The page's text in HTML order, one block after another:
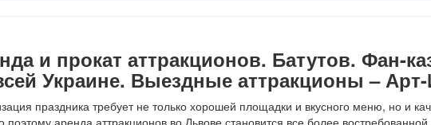
и прокат аттракционов. Батутов. Фан-
Украине. Выездные аттракционы –
праздника требует не только хорошей площадки и вкусного меню, но и
аренда аттракционов во Львове становится все более востребованной